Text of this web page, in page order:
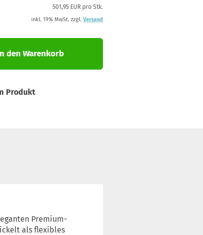
501,95 EUR pro Stk.
inkl. 19% MwSt. zzgl. Versand
den Warenkorb
Produkt
Premium-
als flexibles